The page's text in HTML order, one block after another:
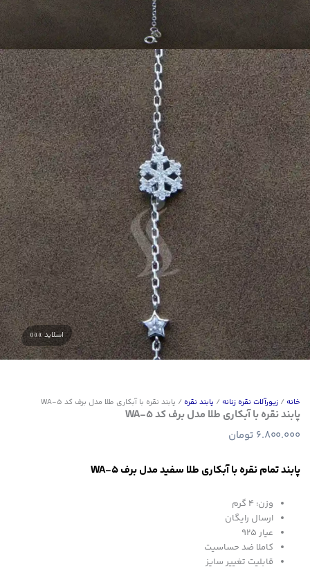
خانه / زیورآلات نقره زنانه / پابند نقره / پابند نقره با آبکاری طلا مدل برف کد WA-5
پابند نقره با آبکاری طلا مدل برف کد WA-5
6.800.000 تومان
پابند تمام نقره با آبکاری طلا سفید مدل برف WA-5
وزن: ۴ گرم
ارسال رایگان
عیار 925
کاملا ضد حساسیت
قابلیت تغییر سایز